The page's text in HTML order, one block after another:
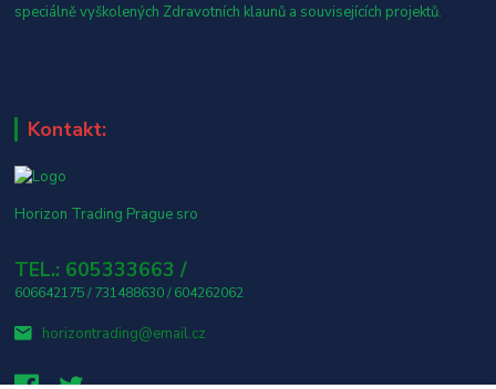
speciálně vyškolených Zdravotních klaunů a souvisejících projektů.
Kontakt:
Horizon Trading Prague sro
TEL.: 605333663 /
606642175 / 731488630 / 604262062
horizontrading@email.cz